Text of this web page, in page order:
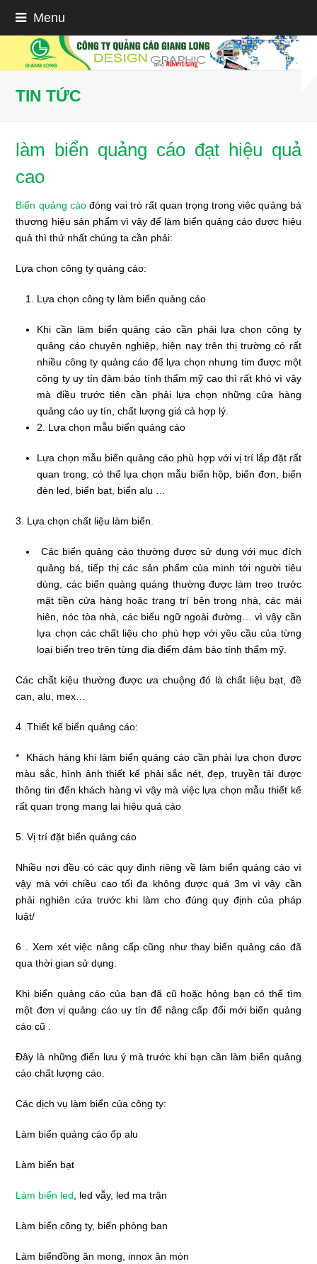
Menu
TIN TỨC
làm biển quảng cáo đạt hiệu quả
cao
Biển quảng cáođóng vai trò rất quan trọng trong viêc quảng bá
thương hiệu sản phẩm vì vậy để làm biển quảng cáo được hiệu
quả thì thứ nhất chúng ta cần phải:
Lựa chọn công ty quảng cáo:
Lựa chọn công ty làm biển quảng cáo
Khi cần làm biển quảng cáo cần phải lựa chọn công ty
quảng cáo chuyên nghiệp, hiện nay trên thị trường có rất
nhiều công ty quảng cáo để lựa chọn nhưng tim được một
công ty uy tín đảm bảo tính thẩm mỹ cao thì rất khó vì vậy
mà điều trước tiên cần phải lựa chọn những cửa hàng
quảng cáo uy tín, chất lượng giá cả hợp lý.
2. Lựa chọn mẫu biển quảng cáo
Lựa chọn mẫu biển quảng cáo phù hợp với vị trí lắp đặt rất
quan trong, có thể lựa chọn mẫu biển hộp, biển đơn, biển
đèn led, biển bạt, biển alu …
3. Lựa chọn chất liệu làm biển.
Các biển quảng cáo thường được sử dụng với mục đích
quảng bá, tiếp thị các sản phẩm của mình tới người tiêu
dùng, các biển quảng quáng thường được làm treo trước
mặt tiền cửa hàng hoặc trang trí bên trong nhà, các mái
hiên, nóc tòa nhà, các biểu ngữ ngoài đường… vì vậy cần
lựa chọn các chất liệu cho phù hợp với yêu cầu của từng
loại biển treo trên từng địa điểm đảm bảo tính thẩm mỹ.
Các chất kiệu thường được ưa chuộng đó là chất liệu bạt, đề
can, alu, mex…
4 .Thiết kế biển quảng cáo:
* Khách hàng khi làm biển quảng cáo cần phải lựa chọn được
màu sắc, hình ảnh thiết kế phải sắc nét, đẹp, truyền tải được
thông tin đến khách hàng vì vậy mà việc lựa chọn mẫu thiết kế
rất quan trọng mang lại hiệu quả cáo
5. Vị trí đặt biển quảng cáo
Nhiều nơi đều có các quy định riêng về làm biển quảng cáo vì
vậy mà với chiều cao tối đa không được quá 3m vì vậy cần
phải nghiên cứa trước khi làm cho đúng quy định của pháp
luật/
6 . Xem xét việc nâng cấp cũng như thay biển quảng cáo đã
qua thời gian sử dụng.
Khi biển quảng cáo của bạn đã cũ hoặc hỏng bạn có thể tìm
một đơn vị quảng cáo uy tín để nâng cấp đổi mới biển quảng
cáo cũ .
Đây là những điển lưu ý mà trước khi bạn cần làm biển quảng
cáo chất lượng cáo.
Các dịch vụ làm biển của công ty:
Làm biển quảng cáo ốp alu
Làm biển bạt
Làm biển led , led vẫy, led ma trận
Làm biển công ty, biển phòng ban
Làm biểnđồng ăn mong, innox ăn mòn